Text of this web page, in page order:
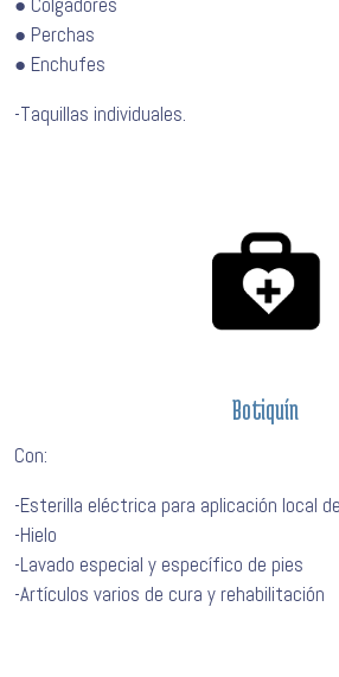
● Perchas
● Enchufes
-Taquillas individuales.
Botiquín
Con:
-Esterilla eléctrica para aplicación local
-Hielo
-Lavado especial y específico de pies
-Artículos varios de cura y rehabilitación